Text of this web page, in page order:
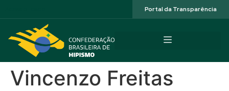
Portal da Transparência
Vincenzo Freitas